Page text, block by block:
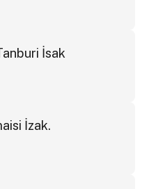
İsak
İzak.